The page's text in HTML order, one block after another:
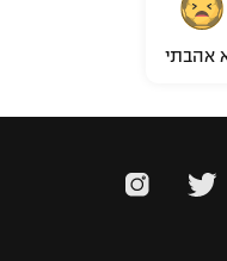
אהבתי